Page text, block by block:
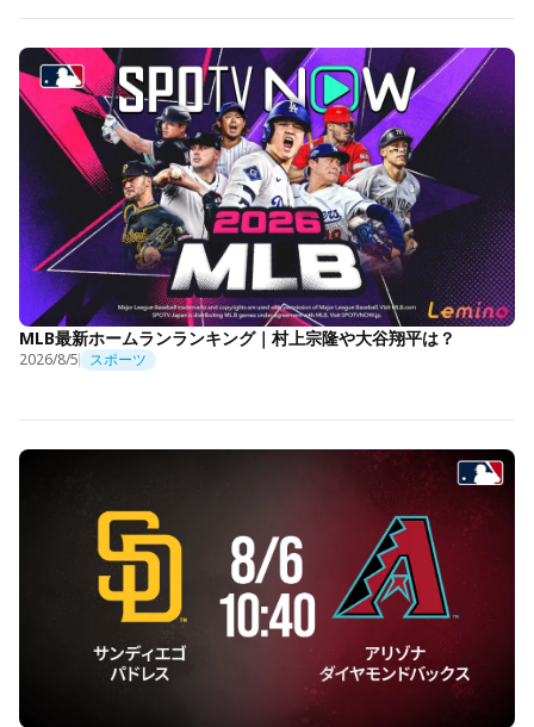
MLB最新ホームランランキング｜村上宗隆や大谷翔平は？
2026/8/5 スポーツ